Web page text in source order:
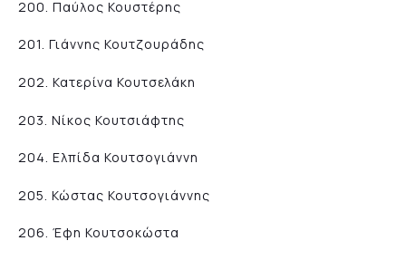
200. Παύλος Κουστέρης
201. Γιάννης Κουτζουράδης
202. Κατερίνα Κουτσελάκη
203. Νίκος Κουτσιάφτης
204. Ελπίδα Κουτσογιάννη
205. Κώστας Κουτσογιάννης
206. Έφη Κουτσοκώστα